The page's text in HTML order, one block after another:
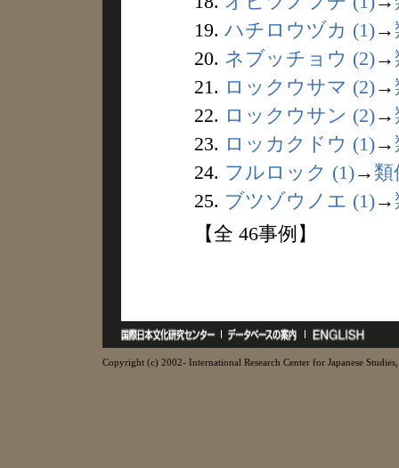
19. ハチロウヅカ (1)→
20. ネブッチョウ (2)→
21. ロックウサマ (2)→
22. ロックウサン (2)→
23. ロッカクドウ (1)→
24. フルロック (1)→ 類
25. ブツゾウノエ (1)→
【全 46事例】
Copyright (c) 2002- International Research Center for Japanese